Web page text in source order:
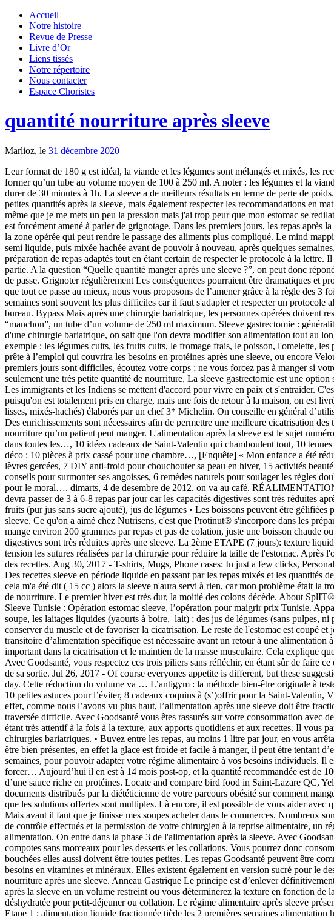
Accueil
Notre histoire
Revue de Presse
Livre d’Or
Liens tissés
Notre répertoire
Nous contacter
Espace Choristes
quantité nourriture après sleeve
Marlioz, le 31 décembre 2020
Leur format de 180 g est idéal, la viande et les légumes sont mélangés et mixés, les recettes enrichies en calcium et source d'oméga 3. Lors d’une sleeve, l’estomac est massivement réduit de manière à ne plus former qu’un tube au volume moyen de 100 à 250 ml. A noter : les légumes et la viande sont séparés. Gastrectomie partielle L'environnement est également important : les repas devront être pris dans le calme et durer de 30 minutes à 1h. La sleeve a de meilleurs résultats en terme de perte de poids. Entrez votre numéro et on vous rappelle ! C'est la raison pour laquelle le patient doit non seulement manger doucement et en petites quantités après la sleeve, mais également respecter les recommandations en matière de textures. Les deux. Il m'arrive d'accepter une invitation ou d'aller au restaurant mais je reste sur mes gardes, peut-être même que je me mets un peu la pression mais j'ai trop peur que mon estomac se redilate et de reprendre du poids, ce que je ne veux surtout pas. Lorsque l’on parle de quantité de nourriture après une sleeve, on est forcément amené à parler de grignotage. Dans les premiers jours, les repas après la sleeve seront pris sous forme liquide afin de permettre une alimentation facile, d’autant plus qu’il existe un œdème autour de la zone opérée qui peut rendre le passage des aliments plus compliqué. Le mind mapping : la clef pour organiser son esprit ? En effet, la réalimentation doit être progressive et commencer par une texture liquide, semi liquide, puis mixée hachée avant de pouvoir à nouveau, après quelques semaines, consommer des petits morceaux. Mais il n'est pas toujours simple quand on rentre fatigué de l'hôpital de se lancer dans la préparation de repas adaptés tout en étant certain de respecter le protocole à la lettre. Il existe des solutions permettant de se simplifier le retour à la maison après une sleeve en toute sécurité, Nutrisens en fait partie. A la question “Quelle quantité manger après une sleeve ?”, on peut donc répondre 100 à 250 ml au maximum par prise alimentaire. Saisissez votre email ci-dessous et nous vous enverrons un nouveau mot de passe. Grignoter régulièrement Les conséquences pourraient être dramatiques et provoquer des fistules. Découvrez votre profil et bénéficiez d’un conseil personnalisé, TYPE DE VOTRE OPERATION Pour que tout ce passe au mieux, nous vous proposons de l’amener grâce à la règle des 3 fois 5 jours qui se découpera en 4 étapes allant d’une alimentation liquide jusqu’à une alimentation normale. Les premières semaines sont souvent les plus difficiles car il faut s'adapter et respecter un protocole alimentaire précis. Vous pourrez également opter pour DuoMix, des plats complets et variés que vous pourrez emmener au bureau. Bypass Mais après une chirurgie bariatrique, les personnes opérées doivent respecter une série de règles pour s'alimenter. Avec une sleeve, une petite partie de l’estomac est agrafée de façon à former un “manchon”, un tube d’un volume de 250 ml maximum. Sleeve gastrectomie : généralités; La sleeve gastrectomie est une technique de chirurgie de l’obésité dite «bariatrique ». Lorsqu'on décide de bénéficier d'une chirurgie bariatrique, on sait que l'on devra modifier son alimentation tout au long de sa vie. Elle est composée d'aliments tendres (pouvant être facilement coupés à la fourchette ou écrasés), comme par exemple : les légumes cuits, les fruits cuits, le fromage frais, le poisson, l'omelette, les pommes de terre à l’eau…. On peut également faire le choix de consommer Hyperdrink DB, une boisson lactée édulcorée prête à l’emploi qui couvrira les besoins en protéines après une sleeve, ou encore Velouté HP qui est un potage déshydraté à reconstituer. Les deux semaines suivantes sont consacrées aux recettes mixées. Les premiers jours sont difficiles, écoutez votre corps ; ne vous forcez pas à manger si votre corps le rejette ou ne le supporte